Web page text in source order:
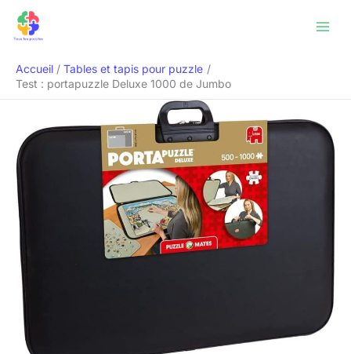
Accueil
Tables et tapis pour puzzle
Test : portapuzzle Deluxe 1000 de Jumbo
Rechercher